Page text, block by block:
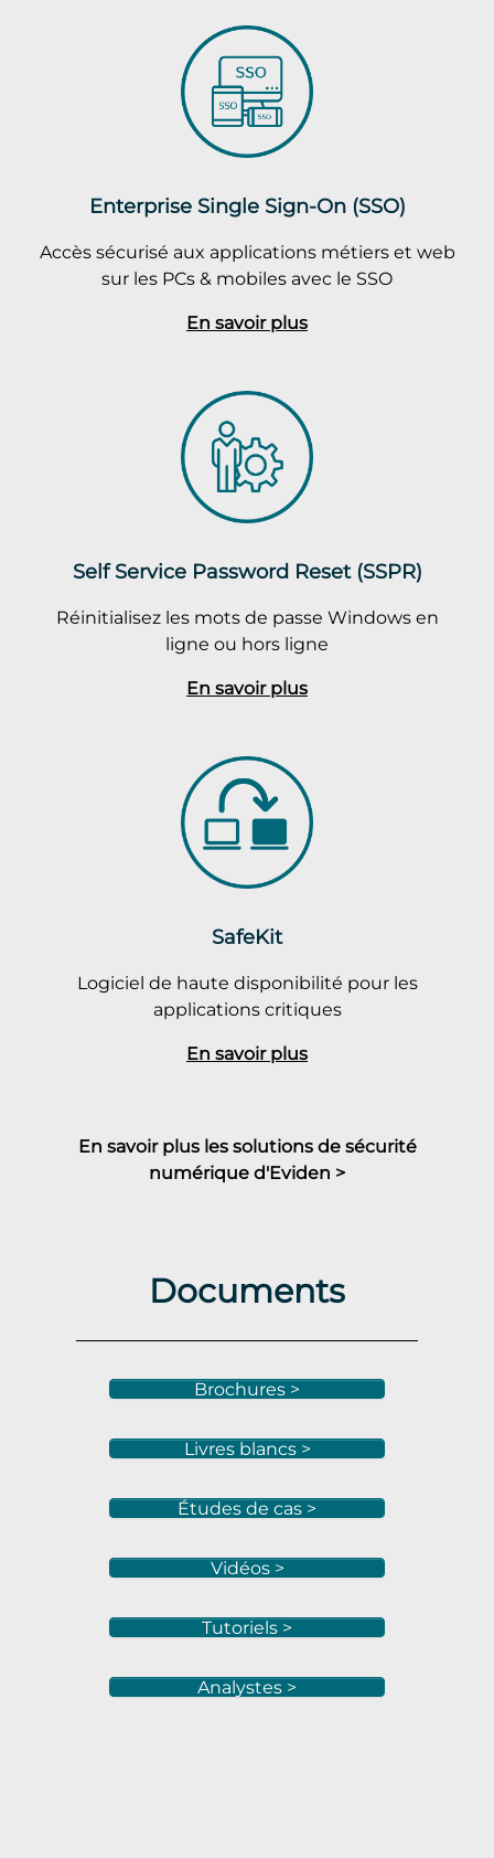
Enterprise Single Sign-On (SSO)
Accès sécurisé aux applications métiers et web
sur les PCs & mobiles avec le SSO
En savoir plus
Self Service Password Reset (SSPR)
Réinitialisez les mots de passe Windows en
ligne ou hors ligne
En savoir plus
SafeKit
Logiciel de haute disponibilité pour les
applications critiques
En savoir plus
En savoir plus les solutions de sécurité
numérique d'Eviden >
Documents
Brochures >
Livres blancs >
Études de cas >
Vidéos >
Tutoriels >
Analystes >